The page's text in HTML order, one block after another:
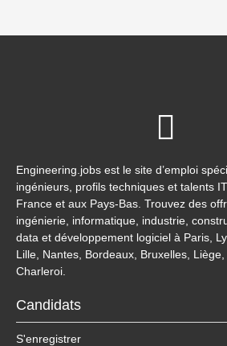
Engineering.jobs est le site d’emploi
ingénieurs, profils techniques et talents
France et aux Pays-Bas. Trouvez des
ingénierie, informatique, industrie,
data et développement logiciel à Paris,
Lille, Nantes, Bordeaux, Bruxelles,
Charleroi.
Candidats
S'enregistrer